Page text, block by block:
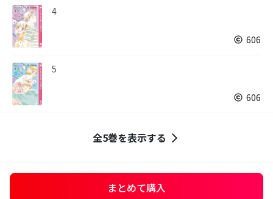
4
606
5
606
全5巻を表示する
まとめて購入